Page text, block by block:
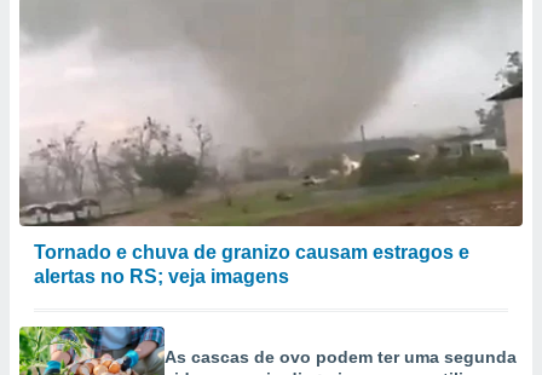
Tornado e chuva de granizo causam estragos e
alertas no RS; veja imagens
As cascas de ovo podem ter uma segunda